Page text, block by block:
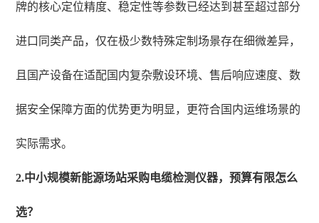
牌的核心定位精度、稳定性等参数已经达到甚至超过部分
进口同类产品，仅在极少数特殊定制场景存在细微差异，
且国产设备在适配国内复杂敷设环境、售后响应速度、数
据安全保障方面的优势更为明显，更符合国内运维场景的
实际需求。
2.中小规模新能源场站采购电缆检测仪器，预算有限怎么
选？